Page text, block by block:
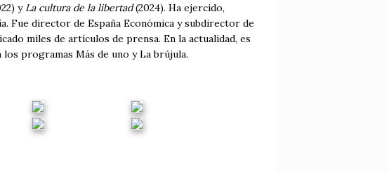
y La cultura de la libertad(2024). Ha ejercido,
Fue director de España Económica y subdirector de
miles de artículos de prensa. En la actualidad, es
programas Más de uno y La brújula.